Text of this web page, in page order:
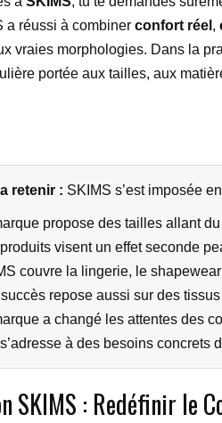
a réussi à combiner confort réel ,
vraies morphologies. Dans la
portée aux tailles, aux
retenir : SKIMS s’est imposée
propose des tailles allant
visent un effet seconde
couvre la lingerie, le
repose aussi sur des
a changé les attentes des
à des besoins concrets
SKIMS : Redéfinir le